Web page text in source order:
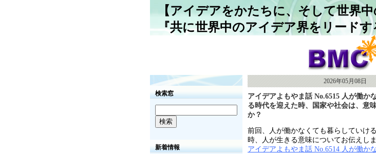
【アイデアをかたちに、そして世界
『共に世界中のアイデア界をリード
検索窓
新着情報
2026年05月08日
アイデアよもやま話 No.6515 人が働か
る時代を迎えた時、国家や社会は、意
か？
前回、人が働かなくても暮らしていけ
時、人が生きる意味についてお伝えし
アイデアよもやま話 No.6514 人が働か